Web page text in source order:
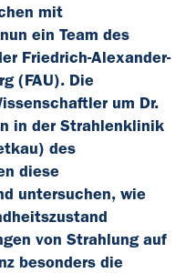
mit
ein Team des
Friedrich-Alexander-
(FAU). Die
um Dr.
in der Strahlenklinik
des
diese
untersuchen, wie
von Strahlung auf
besonders die